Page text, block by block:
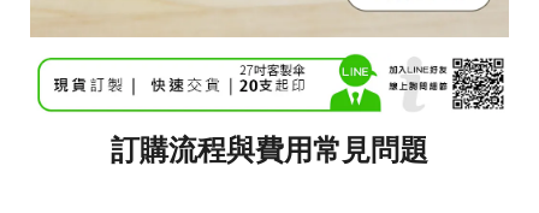
訂購流程與費用常見問題